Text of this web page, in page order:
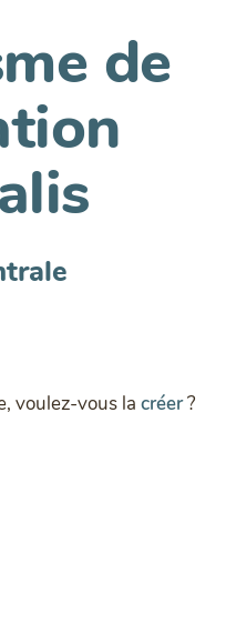
de
voulez-vous la créer?